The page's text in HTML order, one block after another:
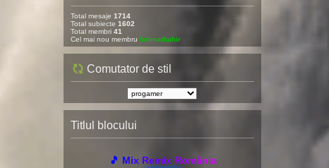
Total mesaje 1714
Total subiecte 1602
Total membri 41
Cel mai nou membru fatimathahir
Comutator de stil
Titlul blocului
🎵 Mix Remix România